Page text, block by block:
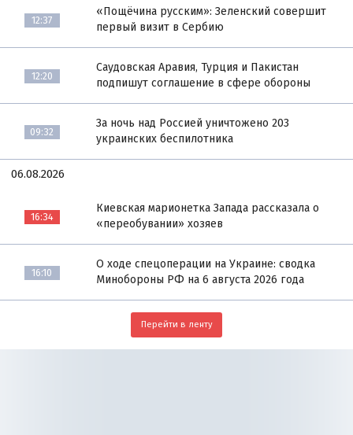
12:37
«Пощёчина русским»: Зеленский совершит
первый визит в Сербию
12:20
Саудовская Аравия, Турция и Пакистан
подпишут соглашение в сфере обороны
09:32
За ночь над Россией уничтожено 203
украинских беспилотника
06.08.2026
16:34
Киевская марионетка Запада рассказала о
«переобувании» хозяев
16:10
О ходе спецоперации на Украине: сводка
Минобороны РФ на 6 августа 2026 года
Перейти в ленту